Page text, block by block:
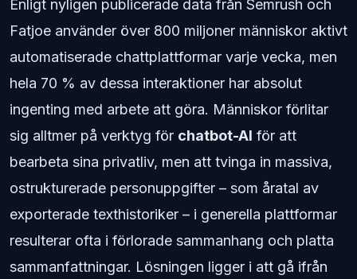
Enligt nyligen publicerade data från Semrush och
Fatjoe använder över 800 miljoner människor aktivt
automatiserade chattplattformar varje vecka, men
hela 70 % av dessa interaktioner har absolut
ingenting med arbete att göra. Människor förlitar
sig alltmer på verktyg för chatbot-AI för att
bearbeta sina privatliv, men att tvinga in massiva,
ostrukturerade personuppgifter – som åratal av
exporterade texthistoriker – i generella plattformar
resulterar ofta i förlorade sammanhang och platta
sammanfattningar. Lösningen ligger i att gå ifrån